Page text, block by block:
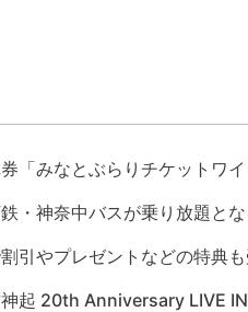
「みなとぶらりチケットワ
・神奈中バスが乗り放題と
引やプレゼントなどの特典も
起 20th Anniversary LIVE